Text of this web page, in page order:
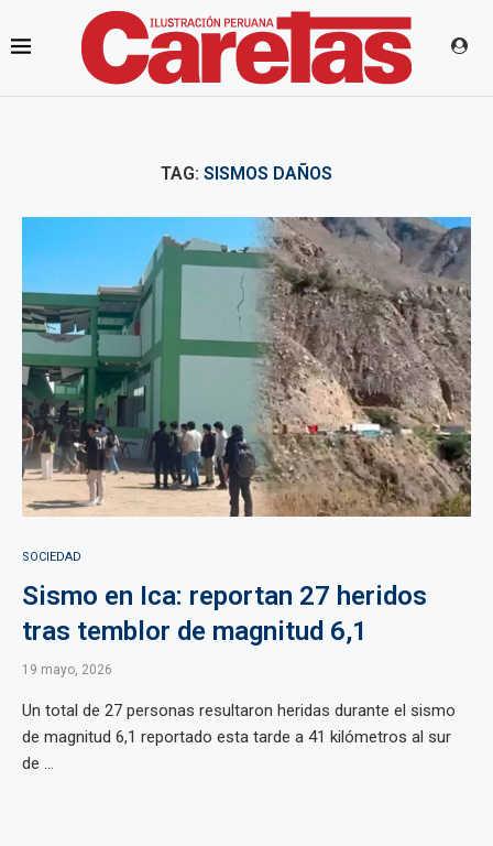
TAG: SISMOS DAÑOS
SOCIEDAD
Sismo en Ica: reportan 27 heridos
tras temblor de magnitud 6,1
19 mayo, 2026
Un total de 27 personas resultaron heridas durante el sismo
de magnitud 6,1 reportado esta tarde a 41 kilómetros al sur
de ...